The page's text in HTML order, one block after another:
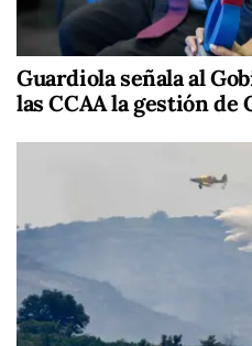
Guardiola señala al
las CCAA la gestión de